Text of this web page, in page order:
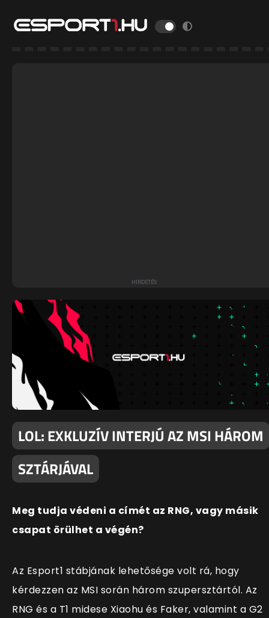
LOL: EXKLUZÍV INTERJÚ AZ MSI HÁROM
SZTÁRJÁVAL
Meg tudja védeni a címét az RNG, vagy másik
csapat örülhet a végén?
Az Esport1 stábjának lehetősége volt rá, hogy
kérdezzen az MSI során három szupersztártól. Az
RNG és a T1 midese Xiaohu és Faker, valamint a G2